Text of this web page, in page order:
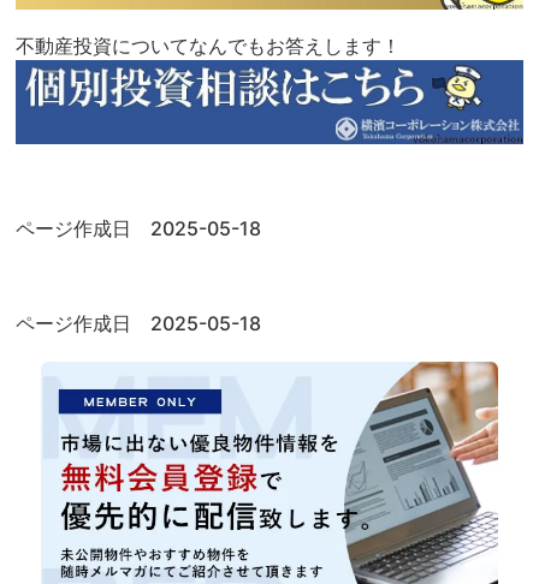
不動産投資についてなんでもお答えします！
ページ作成日 2025-05-18
ページ作成日 2025-05-18